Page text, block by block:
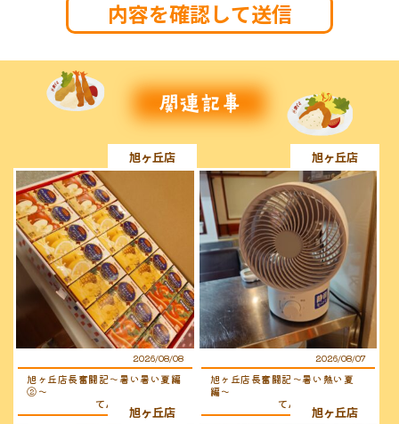
旭ヶ丘店
2026/08/08
旭ヶ丘店長奮闘記〜暑い暑い夏編
②〜
てんちょ〜（店長）
旭ヶ丘店
2026/08/07
旭ヶ丘店長奮闘記〜暑い熱い夏
編〜
てんちょ〜（店長）
旭ヶ丘店 旭ヶ丘店